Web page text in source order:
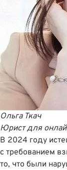
Ольга Ткач
Юрист для
В 2024 году
с требованием
то, что были